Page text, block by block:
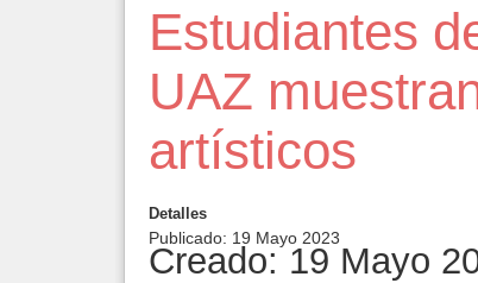
Estudiantes
UAZ
artísticos
Detalles
Publicado: 19 Mayo 2023
Creado: 19 Mayo